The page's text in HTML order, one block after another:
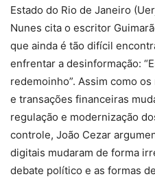
Estado do Rio de Janeiro
Nunes cita o escritor
que ainda é tão difícil
enfrentar a desinformação:
redemoinho”. Assim como
e transações financeiras
regulação e modernização
controle, João Cezar
digitais mudaram de forma
debate político e as formas